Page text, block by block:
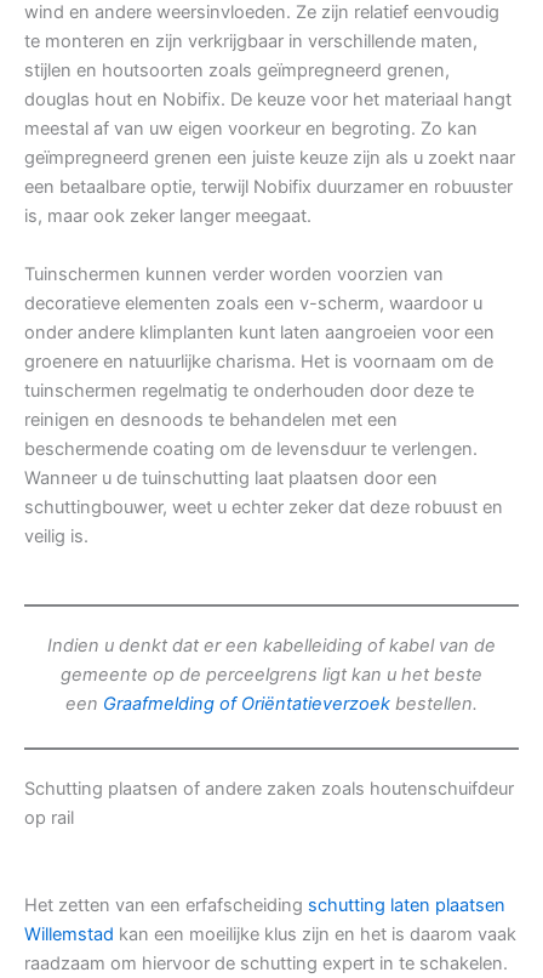
wind en andere weersinvloeden. Ze zijn relatief eenvoudig
te monteren en zijn verkrijgbaar in verschillende maten,
stijlen en houtsoorten zoals geïmpregneerd grenen,
douglas hout en Nobifix. De keuze voor het materiaal hangt
meestal af van uw eigen voorkeur en begroting. Zo kan
geïmpregneerd grenen een juiste keuze zijn als u zoekt naar
een betaalbare optie, terwijl Nobifix duurzamer en robuuster
is, maar ook zeker langer meegaat.
Tuinschermen kunnen verder worden voorzien van
decoratieve elementen zoals een v-scherm, waardoor u
onder andere klimplanten kunt laten aangroeien voor een
groenere en natuurlijke charisma. Het is voornaam om de
tuinschermen regelmatig te onderhouden door deze te
reinigen en desnoods te behandelen met een
beschermende coating om de levensduur te verlengen.
Wanneer u de tuinschutting laat plaatsen door een
schuttingbouwer, weet u echter zeker dat deze robuust en
veilig is.
Indien u denkt dat er een kabelleiding of kabel van de
gemeente op de perceelgrens ligt kan u het beste
een Graafmelding of Oriëntatieverzoek bestellen.
Schutting plaatsen of andere zaken zoals houtenschuifdeur
op rail
Het zetten van een erfafscheiding schutting laten plaatsen
Willemstad kan een moeilijke klus zijn en het is daarom vaak
raadzaam om hiervoor de schutting expert in te schakelen.